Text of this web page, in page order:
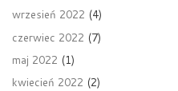
wrzesień 2022 (4)
czerwiec 2022 (7)
maj 2022 (1)
kwiecień 2022 (2)